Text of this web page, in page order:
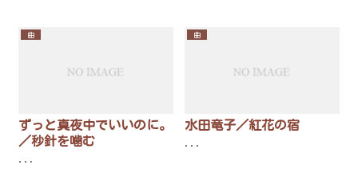
曲
ずっと真夜中でいいのに。
／秒針を噛む
...
曲
水田竜子／紅花の宿
...